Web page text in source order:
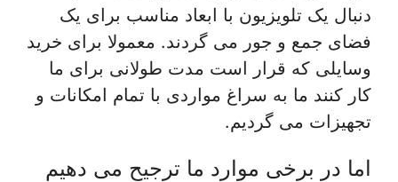
دنبال یک تلویزیون با ابعاد مناسب برای یک
فضای جمع و جور می گردند. معمولا برای خرید
وسایلی که قرار است مدت طولانی برای ما
کار کنند ما به سراغ مواردی با تمام امکانات و
تجهیزات می گردیم.
اما در برخی موارد ما ترجیح می دهیم